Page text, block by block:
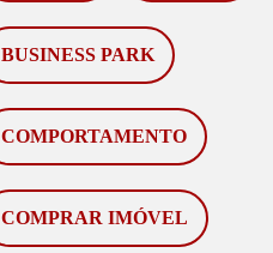
BUSINESS PARK
COMPORTAMENTO
COMPRAR IMÓVEL